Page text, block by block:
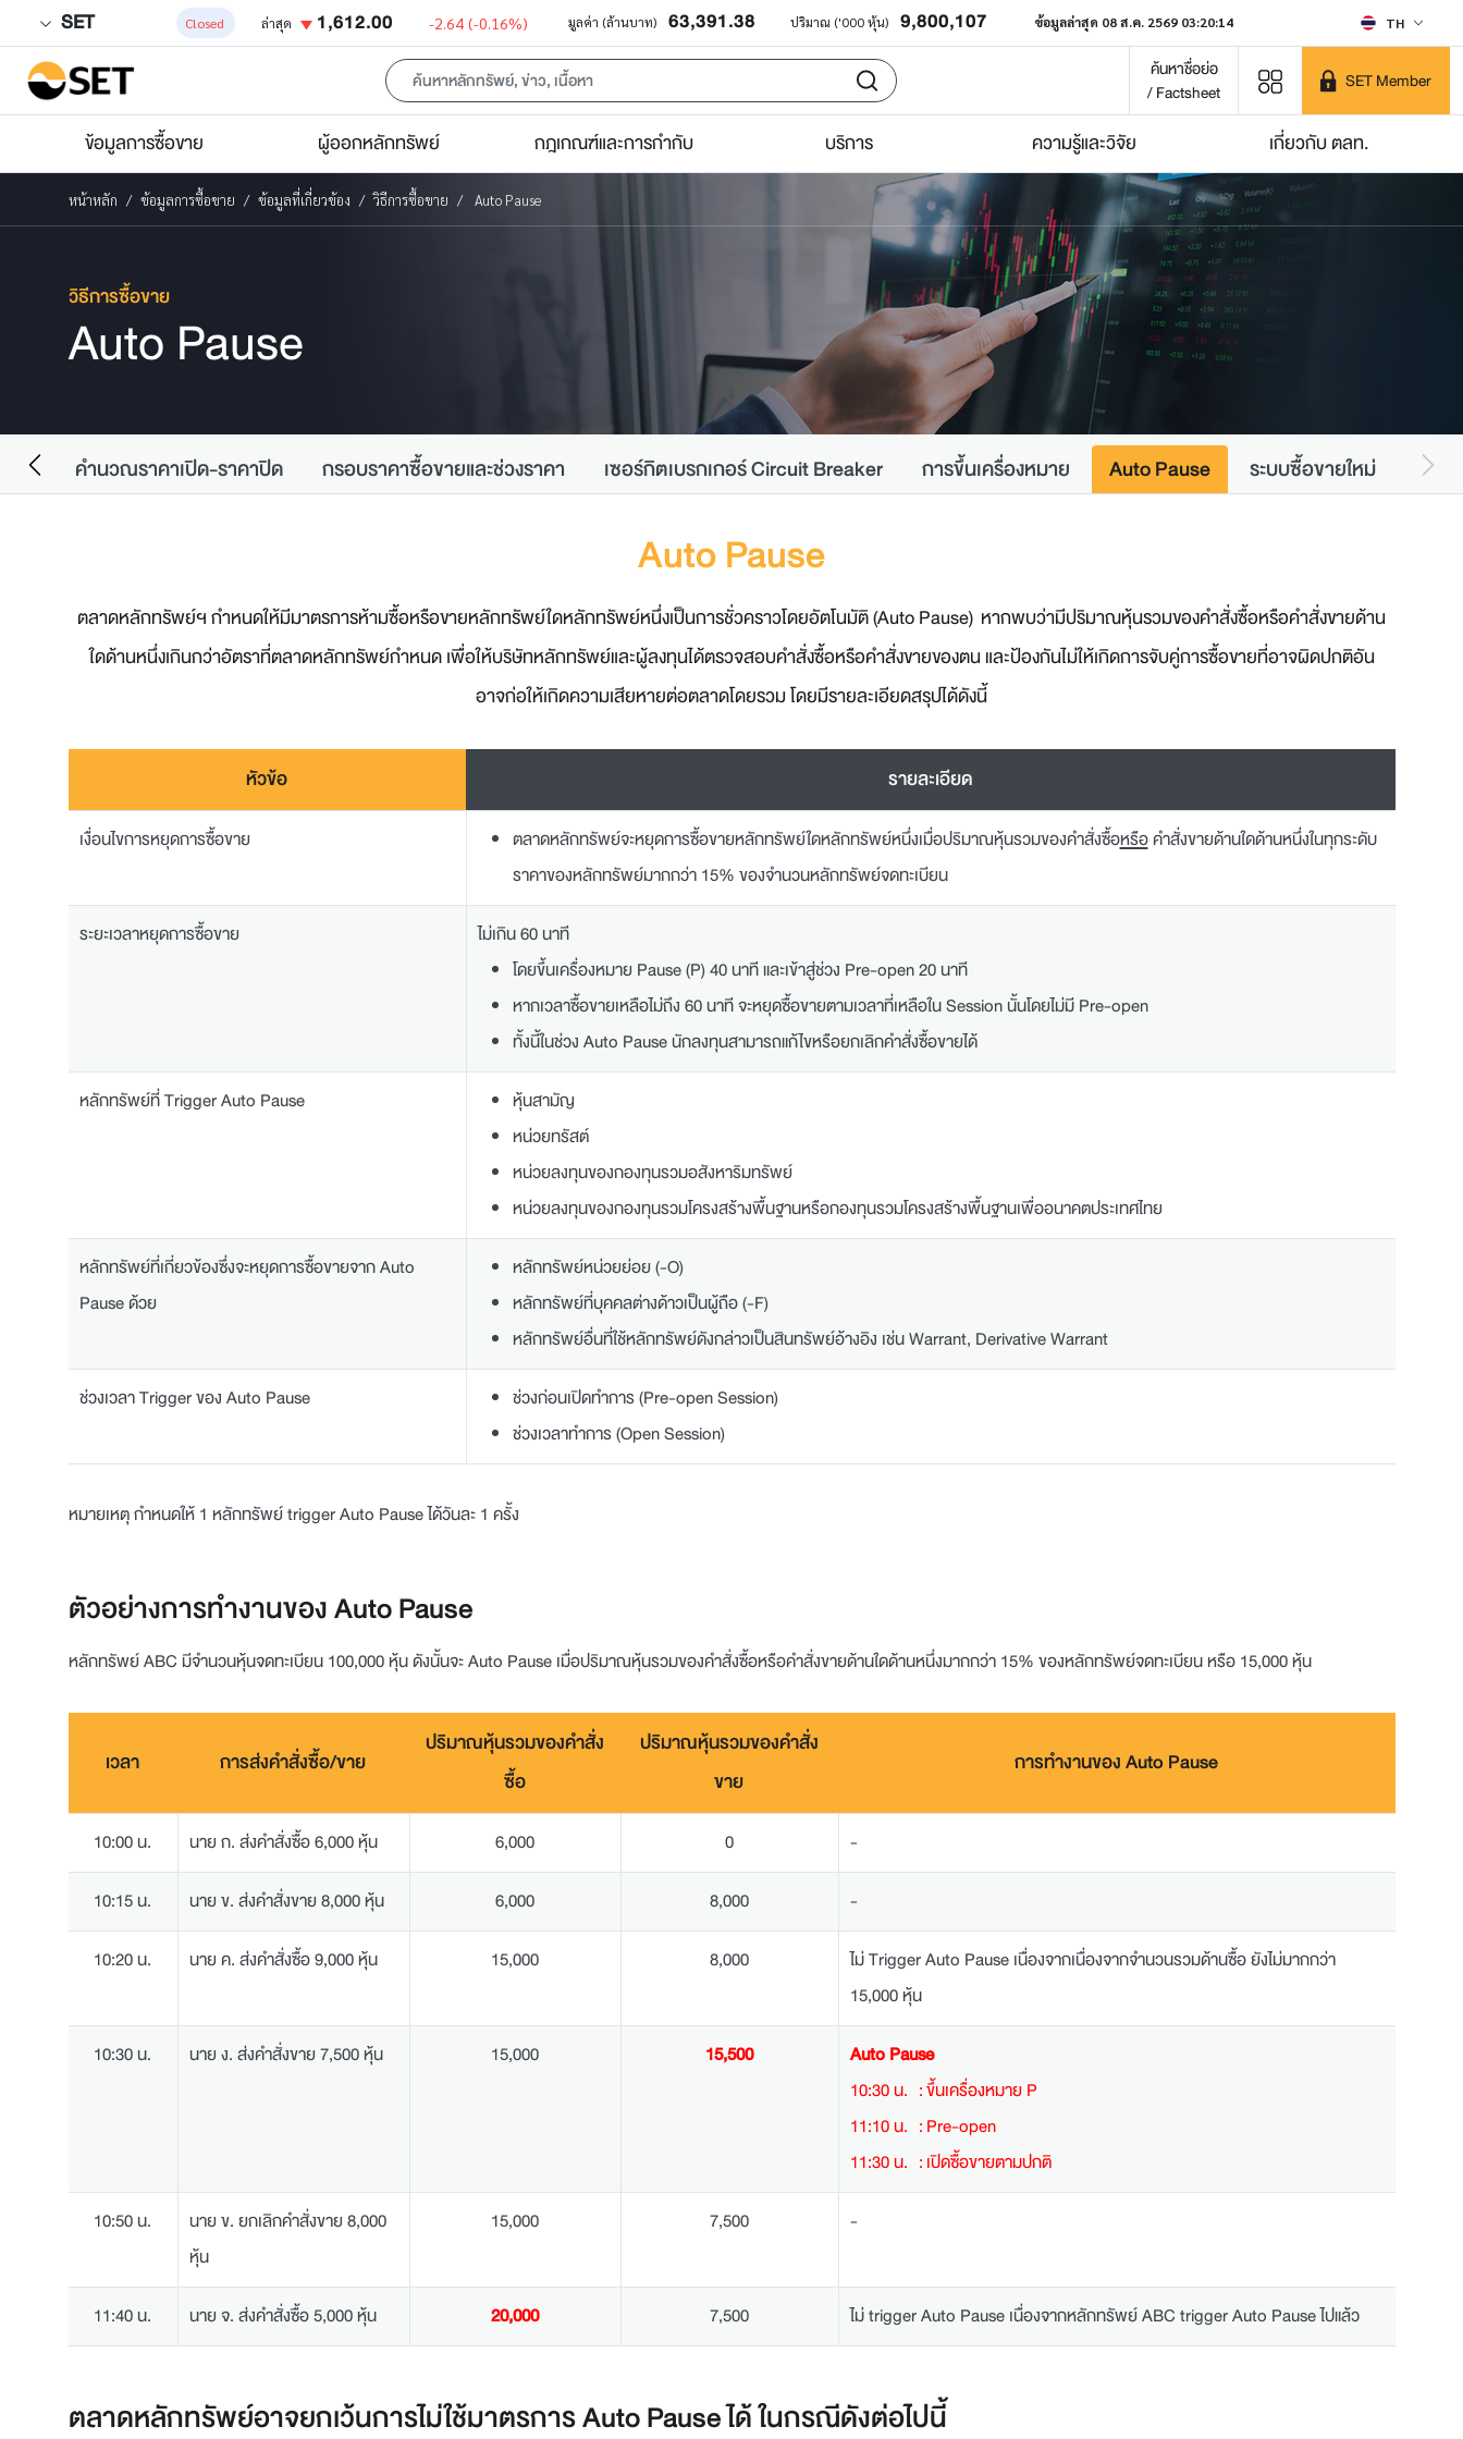
SET Closed ล่าสุด 1,612.00 -2.64 (-0.16%) มูลค่า (ล้านบาท) 63,391.38 ปริมาณ ('000 หุ้น) 9,800,107 ข้อมูลล่าสุด 08 ส.ค. 2569 03:20:14 TH
ค้นหาชื่อย่อ
/ Factsheet
SET Member
ข้อมูลการซื้อขาย ผู้ออกหลักทรัพย์ กฎเกณฑ์และการกำกับ บริการ ความรู้และวิจัย เกี่ยวกับ ตลท.
หน้าหลัก ข้อมูลการซื้อขาย ข้อมูลที่เกี่ยวข้อง วิธีการซื้อขาย Auto Pause
วิธีการซื้อขาย
Auto Pause
าย คำนวณราคาเปิด-ราคาปิด กรอบราคาซื้อขายและช่วงราคา เซอร์กิตเบรกเกอร์ Circuit Breaker การขึ้นเครื่องหมาย Auto Pause ระบบซื้อขายใหม่
Auto Pause
ตลาดหลักทรัพย์ฯ กำหนดให้มีมาตรการห้ามซื้อหรือขายหลักทรัพย์ใดหลักทรัพย์หนึ่งเป็นการชั่วคราวโดยอัตโนมัติ (Auto Pause) หากพบว่ามีปริมาณหุ้นรวมของคำสั่งซื้อหรือคำสั่งขายด้าน
ใดด้านหนึ่งเกินกว่าอัตราที่ตลาดหลักทรัพย์กำหนด เพื่อให้บริษัทหลักทรัพย์และผู้ลงทุนได้ตรวจสอบคำสั่งซื้อหรือคำสั่งขายของตน และป้องกันไม่ให้เกิดการจับคู่การซื้อขายที่อาจผิดปกติอัน
อาจก่อให้เกิดความเสียหายต่อตลาดโดยรวม โดยมีรายละเอียดสรุปได้ดังนี้
หัวข้อ รายละเอียด
เงื่อนไขการหยุดการซื้อขาย ตลาดหลักทรัพย์จะหยุดการซื้อขายหลักทรัพย์ใดหลักทรัพย์หนึ่งเมื่อปริมาณหุ้นรวมของคำสั่งซื้อหรือคำสั่งขายด้านใดด้านหนึ่งในทุกระดับ
ราคาของหลักทรัพย์มากกว่า 15% ของจำนวนหลักทรัพย์จดทะเบียน
ระยะเวลาหยุดการซื้อขาย
ไม่เกิน 60 นาที
โดยขึ้นเครื่องหมาย Pause (P) 40 นาที และเข้าสู่ช่วง Pre-open 20 นาที
หากเวลาซื้อขายเหลือไม่ถึง 60 นาที จะหยุดซื้อขายตามเวลาที่เหลือใน Session นั้นโดยไม่มี Pre-open
ทั้งนี้ในช่วง Auto Pause นักลงทุนสามารถแก้ไขหรือยกเลิกคำสั่งซื้อขายได้
หลักทรัพย์ที่ Trigger Auto Pause
หุ้นสามัญ
หน่วยทรัสต์
หน่วยลงทุนของกองทุนรวมอสังหาริมทรัพย์
หน่วยลงทุนของกองทุนรวมโครงสร้างพื้นฐานหรือกองทุนรวมโครงสร้างพื้นฐานเพื่ออนาคตประเทศไทย
หลักทรัพย์ที่เกี่ยวข้องซึ่งจะหยุดการซื้อขายจาก Auto
Pause ด้วย
หลักทรัพย์หน่วยย่อย (-O)
หลักทรัพย์ที่บุคคลต่างด้าวเป็นผู้ถือ (-F)
หลักทรัพย์อื่นที่ใช้หลักทรัพย์ดังกล่าวเป็นสินทรัพย์อ้างอิง เช่น Warrant, Derivative Warrant
ช่วงเวลา Trigger ของ Auto Pause
ช่วงก่อนเปิดทำการ (Pre-open Session)
ช่วงเวลาทำการ (Open Session)
หมายเหตุ กำหนดให้ 1 หลักทรัพย์ trigger Auto Pause ได้วันละ 1 ครั้ง
ตัวอย่างการทำงานของ Auto Pause
หลักทรัพย์ ABC มีจำนวนหุ้นจดทะเบียน 100,000 หุ้น ดังนั้นจะ Auto Pause เมื่อปริมาณหุ้นรวมของคำสั่งซื้อหรือคำสั่งขายด้านใดด้านหนึ่งมากกว่า 15% ของหลักทรัพย์จดทะเบียน หรือ 15,000 หุ้น
เวลา การส่งคำสั่งซื้อ/ขาย
ปริมาณหุ้นรวมของคำสั่ง
ซื้อ
ปริมาณหุ้นรวมของคำสั่ง
ขาย
การทำงานของ Auto Pause
10:00 น. นาย ก. ส่งคำสั่งซื้อ 6,000 หุ้น 6,000 0 -
10:15 น. นาย ข. ส่งคำสั่งขาย 8,000 หุ้น 6,000 8,000 -
10:20 น. นาย ค. ส่งคำสั่งซื้อ 9,000 หุ้น 15,000 8,000
ไม่ Trigger Auto Pause เนื่องจากเนื่องจากจำนวนรวมด้านซื้อ ยังไม่มากกว่า
15,000 หุ้น
10:30 น. นาย ง. ส่งคำสั่งขาย 7,500 หุ้น 15,000 15,500
Auto Pause
10:30 น. :ขึ้นเครื่องหมาย P
11:10 น. :Pre-open
11:30 น. :เปิดซื้อขายตามปกติ
10:50 น.
นาย ข. ยกเลิกคำสั่งขาย 8,000
หุ้น
15,000 7,500 -
11:40 น. นาย จ. ส่งคำสั่งซื้อ 5,000 หุ้น 20,000 7,500 ไม่ trigger Auto Pause เนื่องจากหลักทรัพย์ ABC trigger Auto Pause ไปแล้ว
ตลาดหลักทรัพย์อาจยกเว้นการไม่ใช้มาตรการ Auto Pause ได้ ในกรณีดังต่อไปนี้